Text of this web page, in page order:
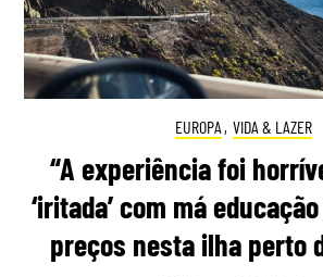
EUROPA , VIDA & LAZER
“A experiência foi
‘iritada’ com má
preços nesta ilha perto